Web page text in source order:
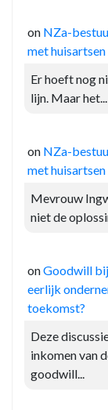
on NZa-
met
Er hoeft nog
lijn. Maar het...
on NZa-
met
Mevrouw
niet de
onGoodwill
eerlijk
toekomst?
Deze
inkomen van
goodwill...